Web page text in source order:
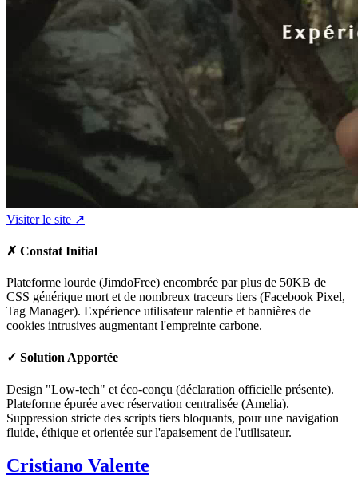
Visiter le site ↗
✗ Constat Initial
Plateforme lourde (JimdoFree) encombrée par plus de 50KB de
CSS générique mort et de nombreux traceurs tiers (Facebook Pixel,
Tag Manager). Expérience utilisateur ralentie et bannières de
cookies intrusives augmentant l'empreinte carbone.
✓ Solution Apportée
Design "Low-tech" et éco-conçu (déclaration officielle présente).
Plateforme épurée avec réservation centralisée (Amelia).
Suppression stricte des scripts tiers bloquants, pour une navigation
fluide, éthique et orientée sur l'apaisement de l'utilisateur.
Cristiano Valente